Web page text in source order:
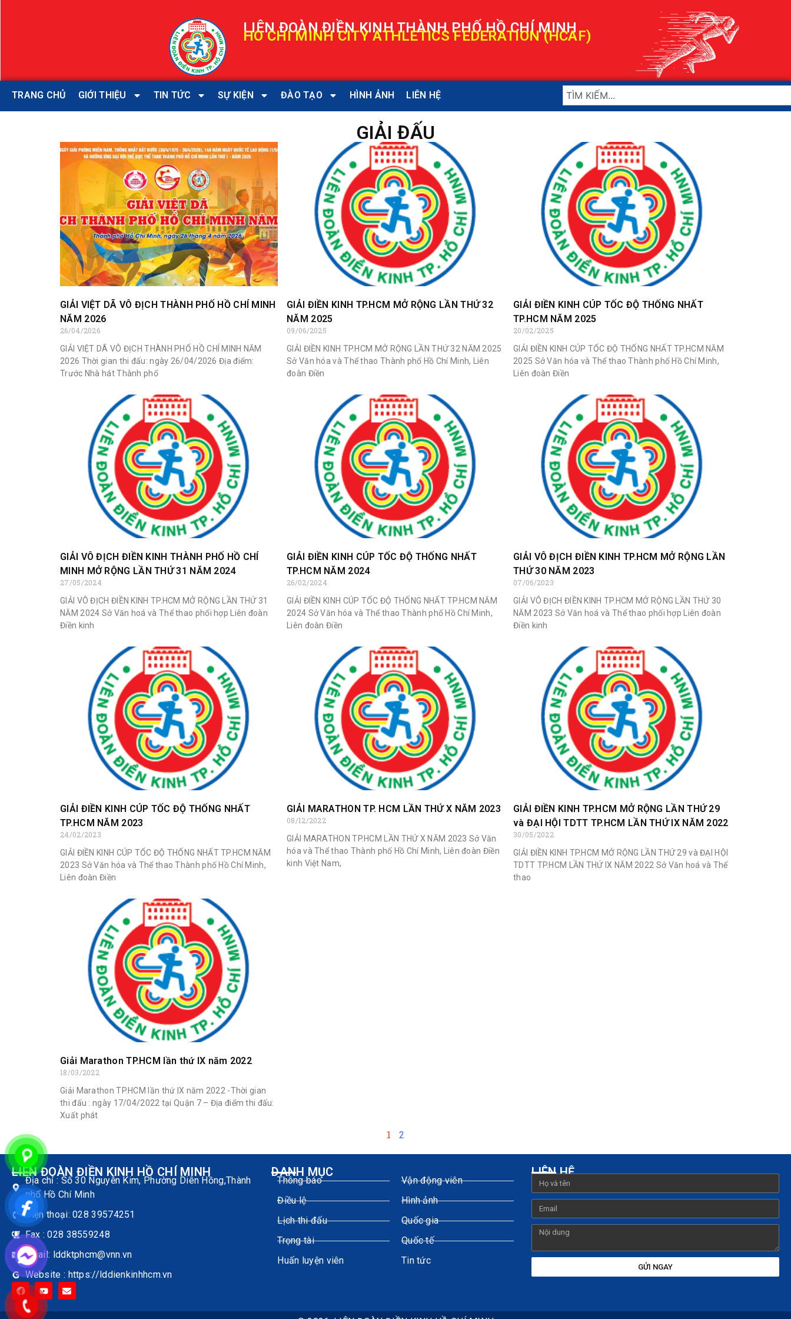
LIÊN ĐOÀN ĐIỀN KINH THÀNH PHỐ HỒ CHÍ MINH
HO CHI MINH CITY ATHLETICS FEDERATION (HCAF)
TRANG CHỦ GIỚI THIỆU TIN TỨC SỰ KIỆN ĐÀO TẠO HÌNH ẢNH LIÊN HỆ
GIẢI ĐẤU
GIẢI VIỆT DÃ VÔ ĐỊCH THÀNH PHỐ HỒ CHÍ MINH
NĂM 2026
26/04/2026
GIẢI VIỆT DÃ VÔ ĐỊCH THÀNH PHỐ HỒ CHÍ MINH NĂM
2026 Thời gian thi đấu: ngày 26/04/2026 Địa điểm:
Trước Nhà hát Thành phố
GIẢI ĐIỀN KINH TP.HCM MỞ RỘNG LẦN THỨ 32
NĂM 2025
09/06/2025
GIẢI ĐIỀN KINH TP.HCM MỞ RỘNG LẦN THỨ 32 NĂM 2025
Sở Văn hóa và Thể thao Thành phố Hồ Chí Minh, Liên
đoàn Điền
GIẢI ĐIỀN KINH CÚP TỐC ĐỘ THỐNG NHẤT
TP.HCM NĂM 2025
20/02/2025
GIẢI ĐIỀN KINH CÚP TỐC ĐỘ THỐNG NHẤT TP.HCM NĂM
2025 Sở Văn hóa và Thể thao Thành phố Hồ Chí Minh,
Liên đoàn Điền
GIẢI VÔ ĐỊCH ĐIỀN KINH THÀNH PHỐ HỒ CHÍ
MINH MỞ RỘNG LẦN THỨ 31 NĂM 2024
27/05/2024
GIẢI VÔ ĐỊCH ĐIỀN KINH TP.HCM MỞ RỘNG LẦN THỨ 31
NĂM 2024 Sở Văn hoá và Thể thao phối hợp Liên đoàn
Điền kinh
GIẢI ĐIỀN KINH CÚP TỐC ĐỘ THỐNG NHẤT
TP.HCM NĂM 2024
26/02/2024
GIẢI ĐIỀN KINH CÚP TỐC ĐỘ THỐNG NHẤT TP.HCM NĂM
2024 Sở Văn hóa và Thể thao Thành phố Hồ Chí Minh,
Liên đoàn Điền
GIẢI VÔ ĐỊCH ĐIỀN KINH TP.HCM MỞ RỘNG LẦN
THỨ 30 NĂM 2023
07/06/2023
GIẢI VÔ ĐỊCH ĐIỀN KINH TP.HCM MỞ RỘNG LẦN THỨ 30
NĂM 2023 Sở Văn hoá và Thể thao phối hợp Liên đoàn
Điền kinh
GIẢI ĐIỀN KINH CÚP TỐC ĐỘ THỐNG NHẤT
TP.HCM NĂM 2023
24/02/2023
GIẢI ĐIỀN KINH CÚP TỐC ĐỘ THỐNG NHẤT TP.HCM NĂM
2023 Sở Văn hóa và Thể thao Thành phố Hồ Chí Minh,
Liên đoàn Điền
GIẢI MARATHON TP. HCM LẦN THỨ X NĂM 2023
08/12/2022
GIẢI MARATHON TP.HCM LẦN THỨ X NĂM 2023 Sở Văn
hóa và Thể thao Thành phố Hồ Chí Minh, Liên đoàn Điền
kinh Việt Nam,
GIẢI ĐIỀN KINH TP.HCM MỞ RỘNG LẦN THỨ 29
và ĐẠI HỘI TDTT TP.HCM LẦN THỨ IX NĂM 2022
30/05/2022
GIẢI ĐIỀN KINH TP.HCM MỞ RỘNG LẦN THỨ 29 và ĐẠI HỘI
TDTT TP.HCM LẦN THỨ IX NĂM 2022 Sở Văn hoá và Thể
thao
Giải Marathon TP.HCM lần thứ IX năm 2022
18/03/2022
Giải Marathon TP.HCM lần thứ IX năm 2022 -Thời gian
thi đấu : ngày 17/04/2022 tại Quận 7 – Địa điểm thi đấu:
Xuất phát
1 2
LIÊN ĐOÀN ĐIỀN KINH HỒ CHÍ MINH
Địa chỉ : Số 30 Nguyễn Kim, Phường Diên Hồng,Thành
phố Hồ Chí Minh
Điện thoại: 028 39574251
Fax : 028 38559248
Email: lddktphcm@vnn.vn
Website : https://lddienkinhhcm.vn
DANH MỤC
Thông báo
Điều lệ
Lịch thi đấu
Trọng tài
Huấn luyện viên
Vận động viên
Hình ảnh
Quốc gia
Quốc tế
Tin tức
LIÊN HỆ
GỬI NGAY